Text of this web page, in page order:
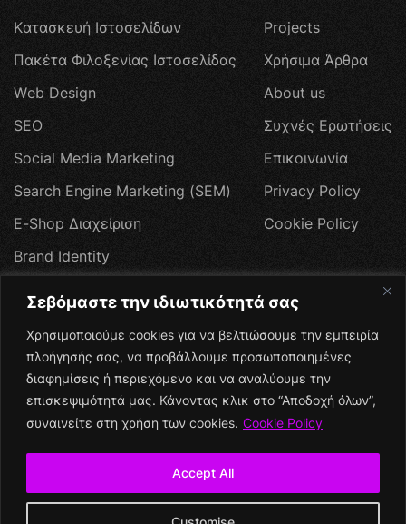
Σεβόμαστε την ιδιωτικότητά σας
Χρησιμοποιούμε cookies για να βελτιώσουμε την εμπειρία
πλοήγησής σας, να προβάλλουμε προσωποποιημένες
διαφημίσεις ή περιεχόμενο και να αναλύουμε την
επισκεψιμότητά μας. Κάνοντας κλικ στο “Αποδοχή όλων”,
συναινείτε στη χρήση των cookies. Cookie Policy
Accept All
Κατασκευή Ιστοσελίδων
Πακέτα Φιλοξενίας Ιστοσελίδας
Web Design
SEO
Social Media Marketing
Search Engine Marketing (SEM)
E-Shop Διαχείριση
Brand Identity
Projects
Χρήσιμα Άρθρα
About us
Συχνές Ερωτήσεις
Επικοινωνία
Privacy Policy
Cookie Policy
Social Media
+